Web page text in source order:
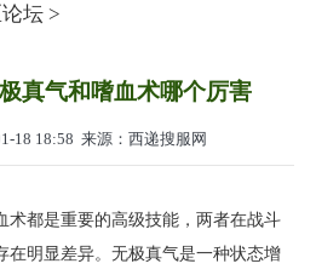
坛>
真气和嗜血术哪个厉害
18 18:58 来源：西递搜服网
术都是重要的高级技能，两者在战斗
在明显差异。无极真气是一种状态增